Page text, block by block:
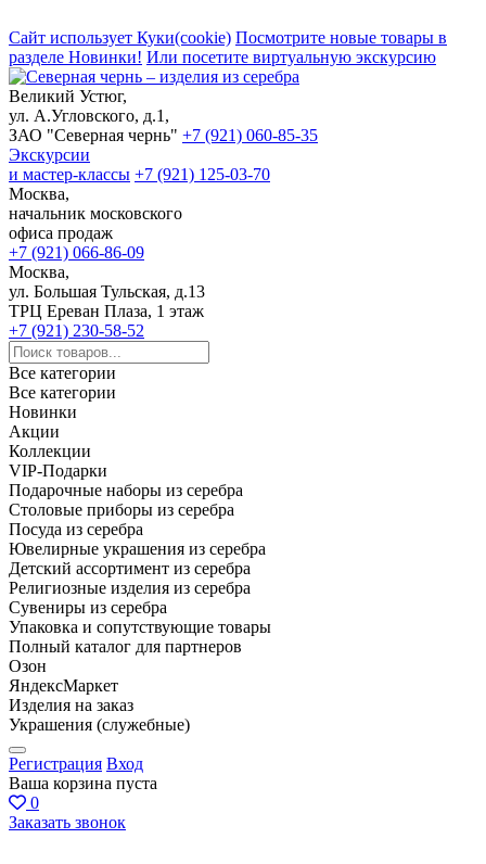
Сайт использует Куки(cookie) Посмотрите новые товары в
разделе Новинки! Или посетите виртуальную экскурсию
Великий Устюг,
ул. А.Угловского, д.1,
ЗАО "Северная чернь" +7 (921) 060-85-35
Экскурсии
и мастер-классы +7 (921) 125-03-70
Москва,
начальник московского
офиса продаж
+7 (921) 066-86-09
Москва,
ул. Большая Тульская, д.13
ТРЦ Ереван Плаза, 1 этаж
+7 (921) 230-58-52
Все категории
Все категории
Новинки
Акции
Коллекции
VIP-Подарки
Подарочные наборы из серебра
Столовые приборы из серебра
Посуда из серебра
Ювелирные украшения из серебра
Детский ассортимент из серебра
Религиозные изделия из серебра
Сувениры из серебра
Упаковка и сопутствующие товары
Полный каталог для партнеров
Озон
ЯндексМаркет
Изделия на заказ
Украшения (служебные)
Регистрация Вход
Ваша корзина пуста
0
Заказать звонок